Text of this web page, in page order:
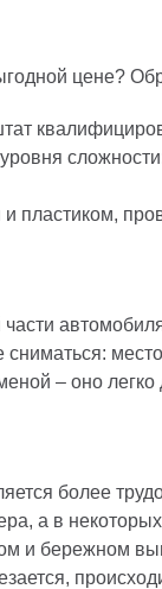
цене?
– оно
более
а в
и бережном